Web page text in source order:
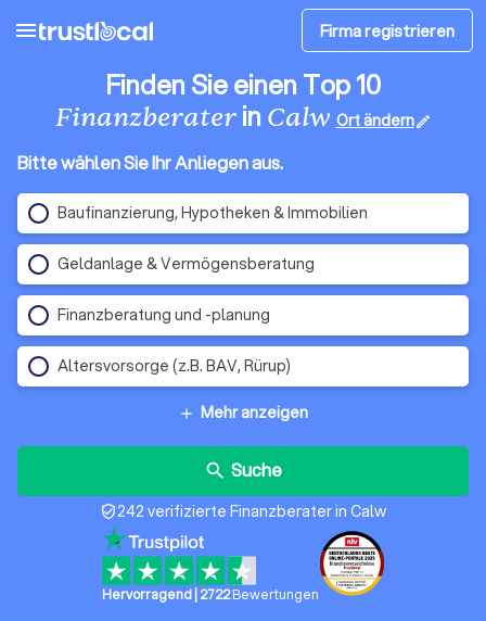
menu Firma registrieren
Finden Sie einen Top 10
Finanzberaterin Calw Ort ändernedit
Bitte wählen Sie Ihr Anliegen aus.
Baufinanzierung, Hypotheken & Immobilien
Geldanlage & Vermögensberatung
Finanzberatung und -planung
Altersvorsorge (z.B. BAV, Rürup)
add Mehr anzeigen
search Suche
verified_user242 verifizierte Finanzberater in Calw
Hervorragend| 2722 Bewertungen